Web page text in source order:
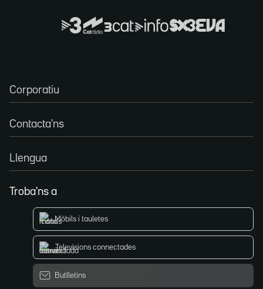
Corporatiu
Contacta'ns
Llengua
Troba'ns a
Mòbils i tauletes
Televisions connectades
Butlletins